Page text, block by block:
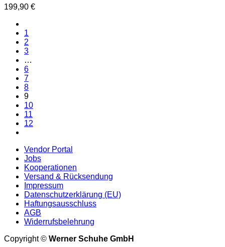
mehrere
auf.
Optionen
können
Produktseite
gewählt
werden
199,90 €
1
2
3
…
6
7
8
9
10
11
12
Vendor Portal
Jobs
Kooperationen
Versand & Rücksendung
Impressum
Datenschutzerklärung (EU)
Haftungsausschluss
AGB
Widerrufsbelehrung
Copyright © Werner Schuhe GmbH